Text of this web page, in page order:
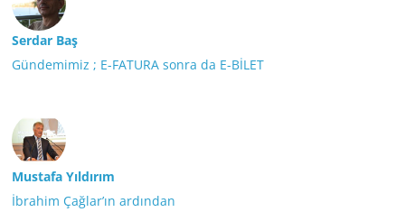
Serdar Baş
Gündemimiz ; E-FATURA sonra da E-BİLET
Mustafa Yıldırım
İbrahim Çağlar’ın ardından